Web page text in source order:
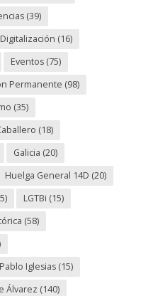
(39)
Digitalización (16)
Eventos(75)
Permanente (98)
(35)
(18)
Galicia (20)
Huelga General 14D (20)
LGTBi (15)
(58)
Pablo Iglesias(15)
Álvarez (140)